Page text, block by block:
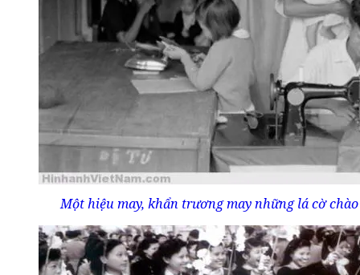
Một hiệu may, khẩn trương may những lá cờ